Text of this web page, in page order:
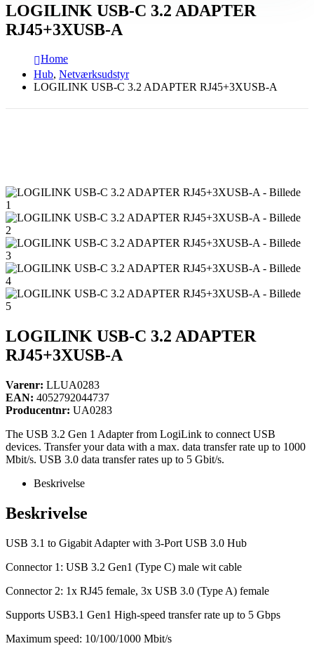
LOGILINK USB-C 3.2 ADAPTER
RJ45+3XUSB-A
Home
Hub, Netværksudstyr
LOGILINK USB-C 3.2 ADAPTER RJ45+3XUSB-A
LOGILINK USB-C 3.2 ADAPTER
RJ45+3XUSB-A
Varenr: LLUA0283
EAN: 4052792044737
Producentnr: UA0283
The USB 3.2 Gen 1 Adapter from LogiLink to connect USB
devices. Transfer your data with a max. data transfer rate up to 1000
Mbit/s. USB 3.0 data transfer rates up to 5 Gbit/s.
Beskrivelse
Beskrivelse
USB 3.1 to Gigabit Adapter with 3-Port USB 3.0 Hub
Connector 1: USB 3.2 Gen1 (Type C) male wit cable
Connector 2: 1x RJ45 female, 3x USB 3.0 (Type A) female
Supports USB3.1 Gen1 High-speed transfer rate up to 5 Gbps
Maximum speed: 10/100/1000 Mbit/s